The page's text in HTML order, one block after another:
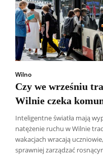
Wilno
Czy we wrześniu
Wilnie czeka
Inteligentne światła mają
natężenie ruchu w Wilnie
wakacjach wracają
sprawniej zarządzać
Wszyscy
ks.